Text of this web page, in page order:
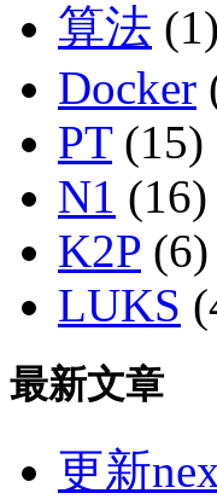
算法 (1)
Docker
PT(15)
N1 (16)
K2P (6)
LUKS
最新文章
更新